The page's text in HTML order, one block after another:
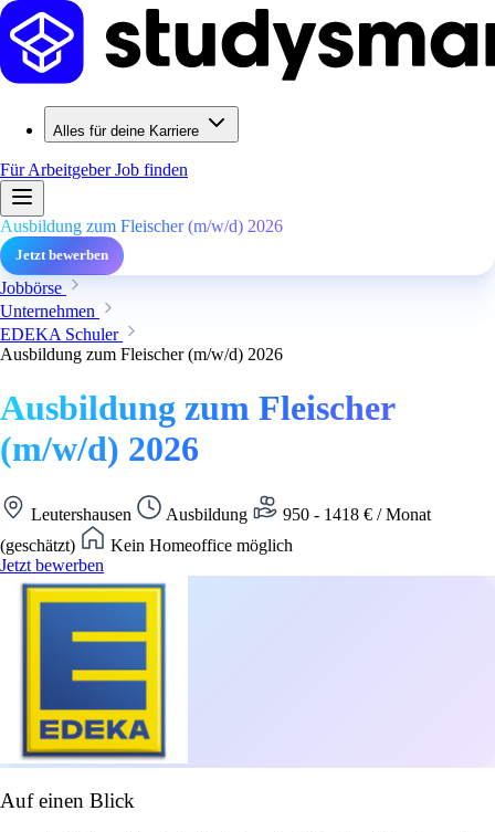
Alles für deine Karriere
Für ArbeitgeberJob finden
Ausbildung zum Fleischer (m/w/d) 2026
Jetzt bewerben
Jobbörse
Unternehmen
EDEKA Schuler
Ausbildung zum Fleischer (m/w/d) 2026
Ausbildung zum Fleischer
(m/w/d) 2026
Leutershausen Ausbildung
950 - 1418 € / Monat
(geschätzt)
Kein Homeoffice möglich
Jetzt bewerben
Auf einen Blick